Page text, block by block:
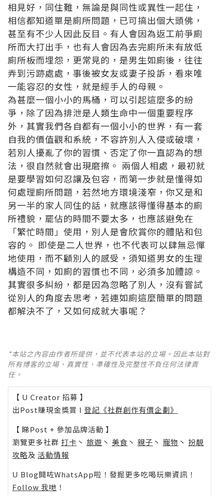
相見好，同住難，無論是與同性或異性一起住，
相信都知道單是廁所問題，已可搞出個大頭佛，
甚至有不少人因此反目。有人會因為返工前爭廁
所而大打出手，也有人會因為去完廁所未有放低
廁所板而埋怨，更常見的，是男生如廁後，往往
弄到污跡處處，事後被女友或妻子投訴，看來唯
一能容忍的女性，就是經手人的母親。
為甚麼一個小小的馬桶，可以引起這麼多的紛
爭，除了因為排泄是人類生命中一個重要程序
外，其實我們各自都有一個小小的世界，有一套
自我的價值觀和系統，不容許別人入侵或破壞，
若別人擾亂了你的習慣、否定了你一直認為的想
法，很自然就會出現磨擦。 兩個人相處，最初就
是要學習如何忍讓及包容，而第一步就是懂得如
何處理廁所問題，若然地方環境淺窄，你又是和
另一半的家人同住的話，就應該得懂得基本的廁
所禮貌，罷佔的時間不要太多，也應該避免在
「繁忙時間」使用，別人是會欣賞你的體貼和包
容的。 即使是二人世界，也不代表可以肆無忌憚
地使用，而不顧別人的感受，須知道男女的生理
構造不同，如廁的習慣也不同，必須多加體諒。
其實很多糾紛，都是因為忽略了別人，沒有嘗試
從別人的角度去思考，若連如廁這麼簡單的問題
都解決不了，又如何成就大事呢？
*本站之內容由作者所提供，並不代表本站的立場。因此本站對
所有博客的立場、真實性、準確性及完整性不負任何法律責
任。
【 U Creator 招募 】
出Post賺現金獎賞 l 登記《社群創作有價企劃》
【 睇Post + 參加品牌活動 】
瀏覽更多社群 打卡 丶 旅遊 丶 美食 丶 親子 丶 寵物 丶 扮靚
攻略及 活動情報
U Blog開咗WhatsApp啦！發掘更多吃喝玩樂資訊！
Follow 我哋 ！